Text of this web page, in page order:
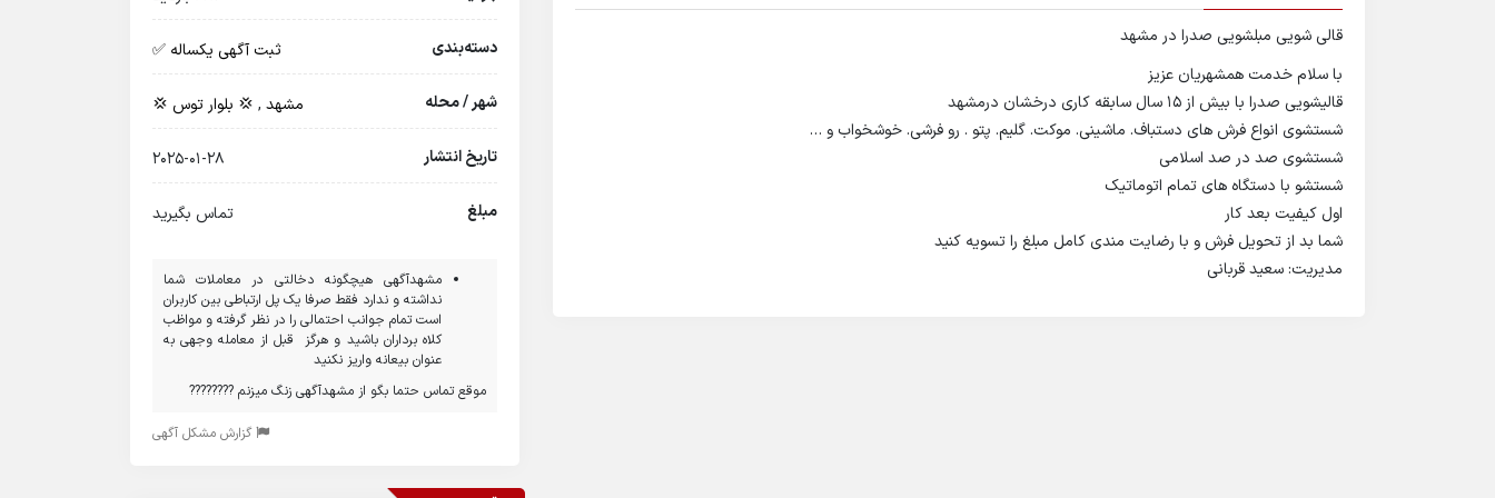
قالی شویی مبلشویی صدرا در مشهد
با سلام خدمت همشهریان عزیز
قالیشویی صدرا با بیش از 15 سال سابقه کاری درخشان درمشهد
شستشوی انواع فرش های دستباف. ماشینی. موکت. گلیم. پتو . رو فرشی. خوشخواب و …
شستشوی صد در صد اسلامی
شستشو با دستگاه های تمام اتوماتیک
اول کیفیت بعد کار
شما بد از تحویل فرش و با رضایت مندی کامل مبلغ را تسویه کنید
مدیریت: سعید قربانی
دسته‌بندی ثبت آگهی یکساله ✅
شهر / محله مشهد , 💢 بلوار توس 💢
تاریخ انتشار 2025-01-28
مبلغ تماس بگیرید
مشهدآگهی هیچگونه دخالتی در معاملات شما
نداشته و ندارد فقط صرفا یک پل ارتباطی بین کاربران
است تمام جوانب احتمالی را در نظر گرفته و مواظب
کلاه برداران باشید و هرگز قبل از معامله وجهی به
عنوان بیعانه واریز نکنید
موقع تماس حتما بگو از مشهدآگهی زنگ میزنم ????????
گزارش مشکل آگهی